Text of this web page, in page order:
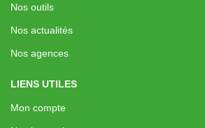
Nos outils
Nos actualités
Nos agences
LIENS UTILES
Mon compte